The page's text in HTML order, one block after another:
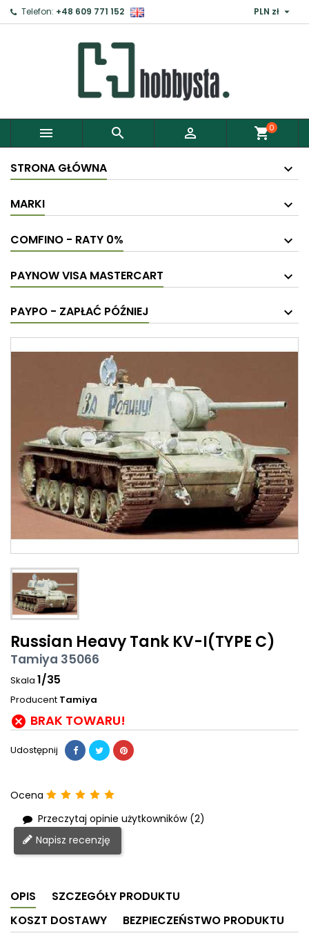
Telefon: +48 609 771 152 PLN zł 
   shopping_cart0
STRONA GŁÓWNA
MARKI
COMFINO - RATY 0%
PAYNOW VISA MASTERCART
PAYPO - ZAPŁAĆ PÓŹNIEJ
Russian Heavy Tank KV-I(TYPE C)
Tamiya 35066
Skala 1/35
Producent Tamiya
 BRAK TOWARU!
Udostępnij
Ocena
Przeczytaj opinie użytkowników (2)
Napisz recenzję
OPIS
SZCZEGÓŁY PRODUKTU
KOSZT DOSTAWY
BEZPIECZEŃSTWO PRODUKTU